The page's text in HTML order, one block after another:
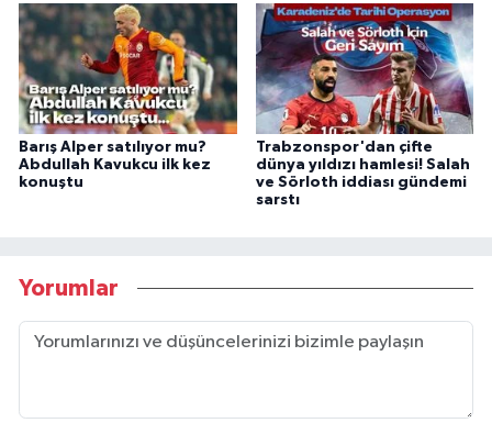
Barış Alper satılıyor mu?
Abdullah Kavukcu ilk kez
konuştu
Trabzonspor'dan çifte
dünya yıldızı hamlesi! Salah
ve Sörloth iddiası gündemi
sarstı
Yorumlar